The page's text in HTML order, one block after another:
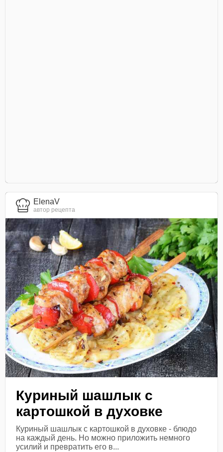
ElenaV
автор рецепта
Куриный шашлык с
картошкой в духовке
Куриный шашлык с картошкой в духовке - блюдо
на каждый день. Но можно приложить немного
усилий и превратить его в...